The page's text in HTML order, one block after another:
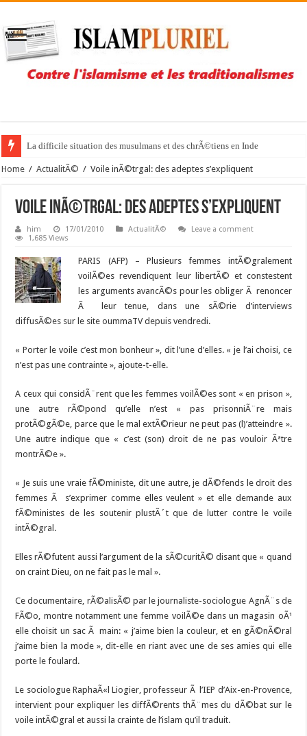
La difficile situation des musulmans et des chrÃ©tiens en Inde
Home / ActualitÃ© / Voile inÃ©trgal: des adeptes s’expliquent
Voile inÃ©trgal: des adeptes s’expliquent
him 17/01/2010 ActualitÃ©
Leave a comment
1,685 Views
PARIS (AFP) – Plusieurs femmes intÃ©gralement
voilÃ©es revendiquent leur libertÃ© et constestent
les arguments avancÃ©s pour les obliger Ã renoncer
Ã leur tenue, dans une sÃ©rie d’interviews
diffusÃ©es sur le site oummaTV depuis vendredi.
« Porter le voile c’est mon bonheur », dit l’une d’elles. « je l’ai choisi, ce
n’est pas une contrainte », ajoute-t-elle.
A ceux qui considÃ¨rent que les femmes voilÃ©es sont « en prison »,
une autre rÃ©pond qu’elle n’est « pas prisonniÃ¨re mais
protÃ©gÃ©e, parce que le mal extÃ©rieur ne peut pas (l)’atteindre ».
Une autre indique que « c’est (son) droit de ne pas vouloir Ãªtre
montrÃ©e ».
« Je suis une vraie fÃ©ministe, dit une autre, je dÃ©fends le droit des
femmes Ã s’exprimer comme elles veulent » et elle demande aux
fÃ©ministes de les soutenir plustÃ´t que de lutter contre le voile
intÃ©gral.
Elles rÃ©futent aussi l’argument de la sÃ©curitÃ© disant que « quand
on craint Dieu, on ne fait pas le mal ».
Ce documentaire, rÃ©alisÃ© par le journaliste-sociologue AgnÃ¨s de
FÃ©o, montre notamment une femme voilÃ©e dans un magasin oÃ¹
elle choisit un sac Ã main: « j’aime bien la couleur, et en gÃ©nÃ©ral
j’aime bien la mode », dit-elle en riant avec une de ses amies qui elle
porte le foulard.
Le sociologue RaphaÃ«l Liogier, professeur Ã l’IEP d’Aix-en-Provence,
intervient pour expliquer les diffÃ©rents thÃ¨mes du dÃ©bat sur le
voile intÃ©gral et aussi la crainte de l’islam qu’il traduit.